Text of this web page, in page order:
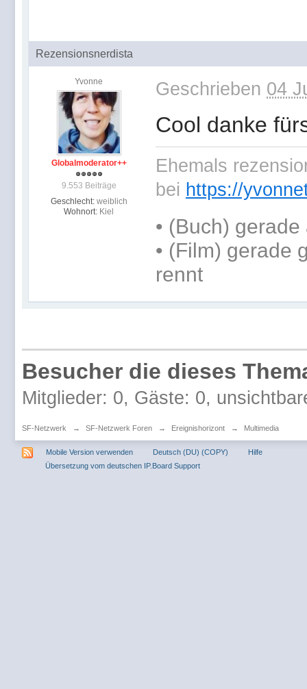
Rezensionsnerdista
Yvonne
Globalmoderator++
9.553 Beiträge
Geschlecht: weiblich
Wohnort: Kiel
Geschrieben 04
Cool danke
Ehemals
bei https://
• (Buch) gerade
• (Film) gerade
rennt
Besucher die dieses
Mitglieder: 0, Gäste: 0,
SF-Netzwerk → SF-Netzwerk Foren → Ereignishorizont → Multimedia
Mobile Version verwenden Deutsch (DU) (COPY)
Hilfe
Übersetzung vom deutschen IP.Board Support